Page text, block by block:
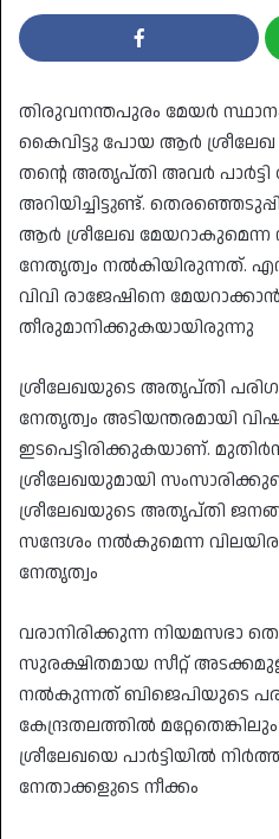
തിരുവനന്തപുരം മേയർ
കൈവിട്ടു പോയ ആർ
തന്റെ അതൃപ്തി അവർ പാർട്ടി
അറിയിച്ചിട്ടുണ്ട്.
ആർ ശ്രീലേഖ
നേതൃത്വം നൽകിയിരുന്നത്.
വിവി രാജേഷിനെ മേയറാക്കാൻ
തീരുമാനിക്കുകയായിരുന്നു
ശ്രീലേഖയുടെ അതൃപ്തി
നേതൃത്വം അടിയന്തരമായി
ഇടപെട്ടിരിക്കുകയാണ്.
ശ്രീലേഖയുമായി
ശ്രീലേഖയുടെ അതൃപ്തി
സന്ദേശം നൽകുമെന്ന
നേതൃത്വം
വരാനിരിക്കുന്ന നിയമസഭാ
സുരക്ഷിതമായ സീറ്റ്
നൽകുന്നത് ബിജെപിയുടെ
കേന്ദ്രതലത്തിൽ
ശ്രീലേഖയെ പാർട്ടിയിൽ
നേതാക്കളുടെ നീക്കം